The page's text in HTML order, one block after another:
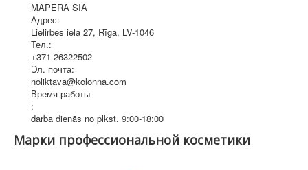
MAPERA SIA
Адрес:
Lielirbes iela 27, Rīga, LV-1046
Тел.:
+371 26322502
Эл. почта:
noliktava@kolonna.com
Время работы
:
darba dienās no plkst. 9:00-18:00
Марки профессиональной косметики